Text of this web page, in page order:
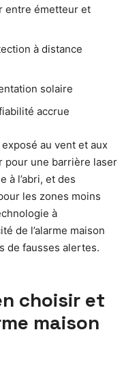
entre émetteur et
à distance
solaire
accrue
au vent et aux
pour une barrière laser
à l’abri, et des
les zones moins
à
de l’alarme maison
de fausses alertes.
choisir et
maison